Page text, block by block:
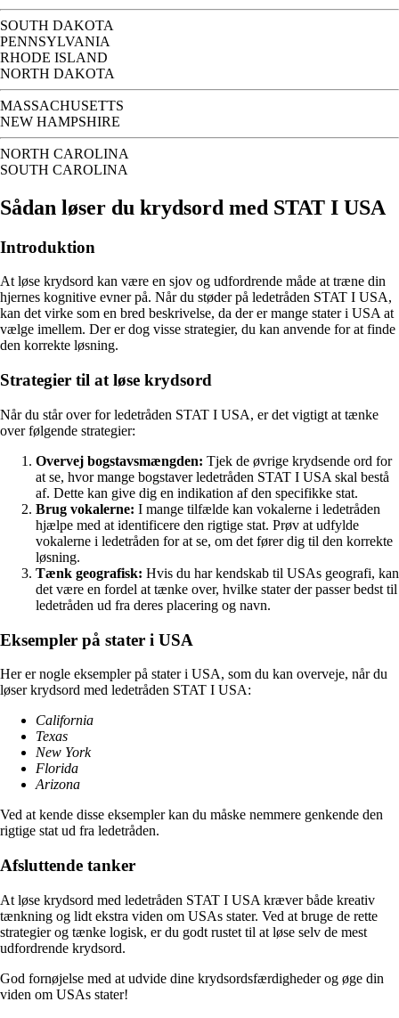
SOUTH DAKOTA
PENNSYLVANIA
RHODE ISLAND
NORTH DAKOTA
MASSACHUSETTS
NEW HAMPSHIRE
NORTH CAROLINA
SOUTH CAROLINA
Sådan løser du krydsord med STAT I USA
Introduktion
At løse krydsord kan være en sjov og udfordrende måde at træne din
hjernes kognitive evner på. Når du støder på ledetråden STAT I USA,
kan det virke som en bred beskrivelse, da der er mange stater i USA at
vælge imellem. Der er dog visse strategier, du kan anvende for at finde
den korrekte løsning.
Strategier til at løse krydsord
Når du står over for ledetråden STAT I USA, er det vigtigt at tænke
over følgende strategier:
Overvej bogstavsmængden: Tjek de øvrige krydsende ord for
at se, hvor mange bogstaver ledetråden STAT I USA skal bestå
af. Dette kan give dig en indikation af den specifikke stat.
Brug vokalerne: I mange tilfælde kan vokalerne i ledetråden
hjælpe med at identificere den rigtige stat. Prøv at udfylde
vokalerne i ledetråden for at se, om det fører dig til den korrekte
løsning.
Tænk geografisk: Hvis du har kendskab til USAs geografi, kan
det være en fordel at tænke over, hvilke stater der passer bedst til
ledetråden ud fra deres placering og navn.
Eksempler på stater i USA
Her er nogle eksempler på stater i USA, som du kan overveje, når du
løser krydsord med ledetråden STAT I USA:
California
Texas
New York
Florida
Arizona
Ved at kende disse eksempler kan du måske nemmere genkende den
rigtige stat ud fra ledetråden.
Afsluttende tanker
At løse krydsord med ledetråden STAT I USA kræver både kreativ
tænkning og lidt ekstra viden om USAs stater. Ved at bruge de rette
strategier og tænke logisk, er du godt rustet til at løse selv de mest
udfordrende krydsord.
God fornøjelse med at udvide dine krydsordsfærdigheder og øge din
viden om USAs stater!